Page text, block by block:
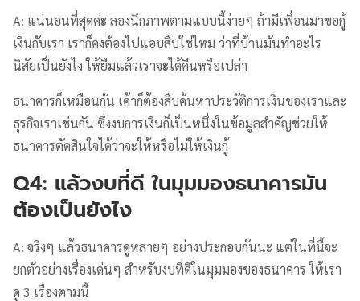
A: แน่นอนที่สุดค่ะ ลองนึกภาพตามแบบนี้ง่ายๆ ถ้ามีเพื่อนมาขอกู้
เงินกับเรา เราก็คงต้องไปแอบสืบใช่ไหม ว่าที่บ้านมันทำอะไร
นิสัยเป็นยังไง ให้ยืมแล้วเราจะได้คืนหรือเปล่า
ธนาคารก็เหมือนกัน เค้าก็ต้องสืบค้นหาประวัติการเงินของเราและ
ธุรกิจเราเช่นกัน ซึ่งงบการเงินก็เป็นหนึ่งในข้อมูลสำคัญช่วยให้
ธนาคารตัดสินใจได้ว่าจะให้หรือไม่ให้เงินกู้
Q4: แล้วงบที่ดี ในมุมมองธนาคารมัน
ต้องเป็นยังไง
A: จริงๆ แล้วธนาคารดูหลายๆ อย่างประกอบกันนะ แต่ในที่นี้จะ
ยกตัวอย่างเรื่องเด่นๆ สำหรับงบที่ดีในมุมมองของธนาคาร ให้เรา
ดู 3 เรื่องตามนี้